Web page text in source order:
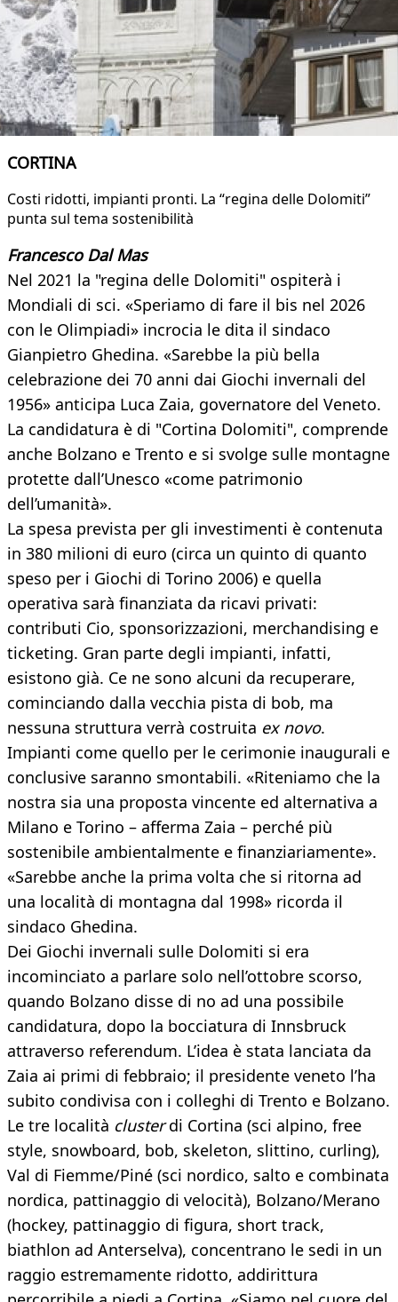
CORTINA
Costi ridotti, impianti pronti. La “regina delle Dolomiti”
punta sul tema sostenibilità
Francesco Dal Mas
Nel 2021 la "regina delle Dolomiti" ospiterà i
Mondiali di sci. «Speriamo di fare il bis nel 2026
con le Olimpiadi» incrocia le dita il sindaco
Gianpietro Ghedina. «Sarebbe la più bella
celebrazione dei 70 anni dai Giochi invernali del
1956» anticipa Luca Zaia, governatore del Veneto.
La candidatura è di "Cortina Dolomiti", comprende
anche Bolzano e Trento e si svolge sulle montagne
protette dall’Unesco «come patrimonio
dell’umanità».
La spesa prevista per gli investimenti è contenuta
in 380 milioni di euro (circa un quinto di quanto
speso per i Giochi di Torino 2006) e quella
operativa sarà finanziata da ricavi privati:
contributi Cio, sponsorizzazioni, merchandising e
ticketing. Gran parte degli impianti, infatti,
esistono già. Ce ne sono alcuni da recuperare,
cominciando dalla vecchia pista di bob, ma
nessuna struttura verrà costruita ex novo.
Impianti come quello per le cerimonie inaugurali e
conclusive saranno smontabili. «Riteniamo che la
nostra sia una proposta vincente ed alternativa a
Milano e Torino – afferma Zaia – perché più
sostenibile ambientalmente e finanziariamente».
«Sarebbe anche la prima volta che si ritorna ad
una località di montagna dal 1998» ricorda il
sindaco Ghedina.
Dei Giochi invernali sulle Dolomiti si era
incominciato a parlare solo nell’ottobre scorso,
quando Bolzano disse di no ad una possibile
candidatura, dopo la bocciatura di Innsbruck
attraverso referendum. L’idea è stata lanciata da
Zaia ai primi di febbraio; il presidente veneto l’ha
subito condivisa con i colleghi di Trento e Bolzano.
Le tre località clusterdi Cortina (sci alpino, free
style, snowboard, bob, skeleton, slittino, curling),
Val di Fiemme/Piné (sci nordico, salto e combinata
nordica, pattinaggio di velocità), Bolzano/Merano
(hockey, pattinaggio di figura, short track,
biathlon ad Anterselva), concentrano le sedi in un
raggio estremamente ridotto, addirittura